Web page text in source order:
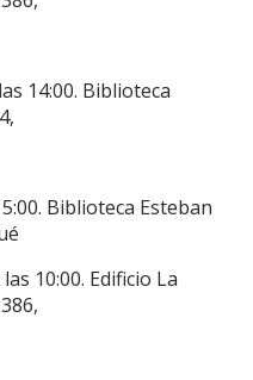
14:00. Biblioteca
Biblioteca Esteban
10:00. Edificio La